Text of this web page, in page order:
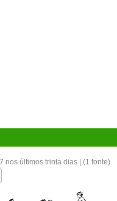
nos últimos trinta dias | (1 fonte)